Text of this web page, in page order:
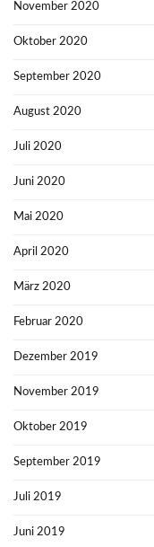
November 2020
Oktober 2020
September 2020
August 2020
Juli 2020
Juni 2020
Mai 2020
April 2020
März 2020
Februar 2020
Dezember 2019
November 2019
Oktober 2019
September 2019
Juli 2019
Juni 2019